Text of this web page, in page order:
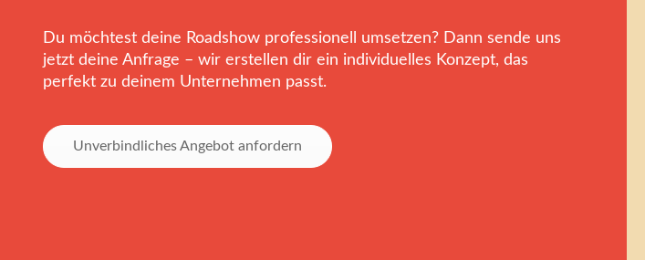
Du möchtest deine Roadshow professionell umsetzen? Dann sende uns
jetzt deine Anfrage – wir erstellen dir ein individuelles Konzept, das
perfekt zu deinem Unternehmen passt.
Unverbindliches Angebot anfordern